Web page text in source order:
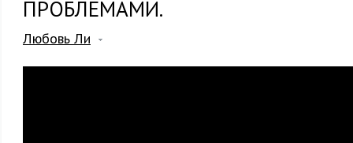
ПРОБЛЕМАМИ.
Любовь Ли